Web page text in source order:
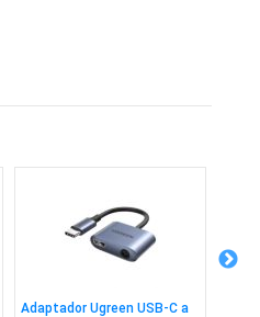
Adaptador Ugreen USB-C a